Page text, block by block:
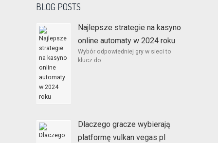
BLOG POSTS
Najlepsze strategie na kasyno
online automaty w 2024 roku
Wybór odpowiedniej gry w sieci to
klucz do...
Dlaczego gracze wybierają
platformę vulkan vegas pl